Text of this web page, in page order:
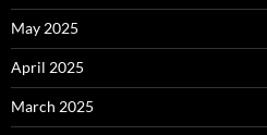
May 2025
April 2025
March 2025